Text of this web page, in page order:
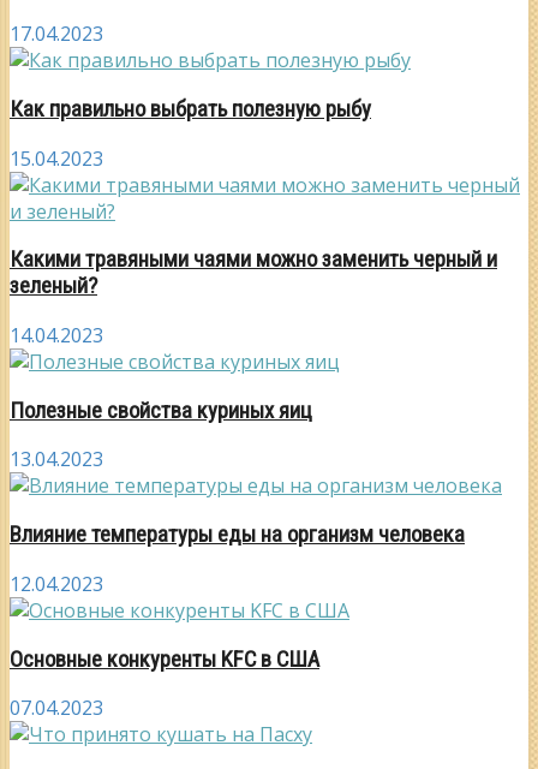
17.04.2023
Как правильно выбрать полезную рыбу
15.04.2023
Какими травяными чаями можно заменить черный и
зеленый?
14.04.2023
Полезные свойства куриных яиц
13.04.2023
Влияние температуры еды на организм человека
12.04.2023
Основные конкуренты KFC в США
07.04.2023